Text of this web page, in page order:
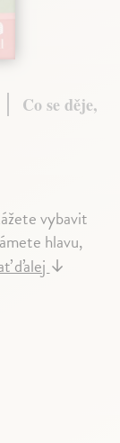
Co se děje,
vybavit
hlavu,
ďalej ↓